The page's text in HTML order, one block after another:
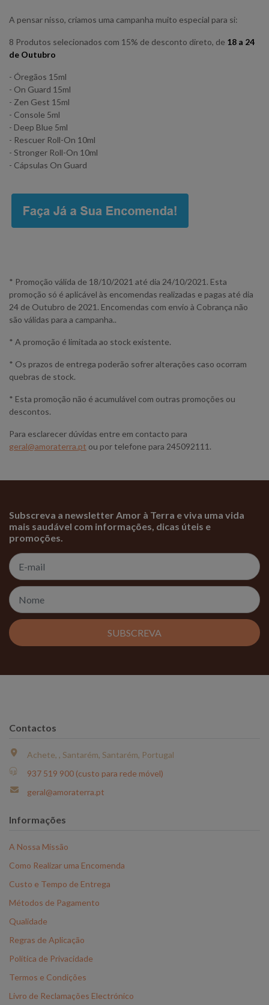
A pensar nisso, criamos uma campanha muito especial para si:
8 Produtos selecionados com 15% de desconto direto, de 18 a 24
de Outubro
- Óregãos 15ml
- On Guard 15ml
- Zen Gest 15ml
- Console 5ml
- Deep Blue 5ml
- Rescuer Roll-On 10ml
- Stronger Roll-On 10ml
- Cápsulas On Guard
* Promoção válida de 18/10/2021 até dia 24/10/2021. Esta
promoção só é aplicável às encomendas realizadas e pagas até dia
24 de Outubro de 2021. Encomendas com envio à Cobrança não
são válidas para a campanha..
* A promoção é limitada ao stock existente.
* Os prazos de entrega poderão sofrer alterações caso ocorram
quebras de stock.
* Esta promoção não é acumulável com outras promoções ou
descontos.
Para esclarecer dúvidas entre em contacto para
geral@amoraterra.pt ou por telefone para 245092111.
Subscreva a newsletter Amor à Terra e viva uma vida
mais saudável com informações, dicas úteis e
promoções.
SUBSCREVA
Contactos
Achete, , Santarém, Santarém, Portugal
937 519 900 (custo para rede móvel)
geral@amoraterra.pt
Informações
A Nossa Missão
Como Realizar uma Encomenda
Custo e Tempo de Entrega
Métodos de Pagamento
Qualidade
Regras de Aplicação
Política de Privacidade
Termos e Condições
Livro de Reclamações Electrónico